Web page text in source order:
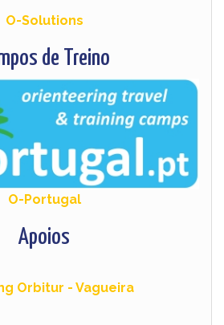
O-Solutions
de Treino
O-Portugal
Apoios
Orbitur - Vagueira